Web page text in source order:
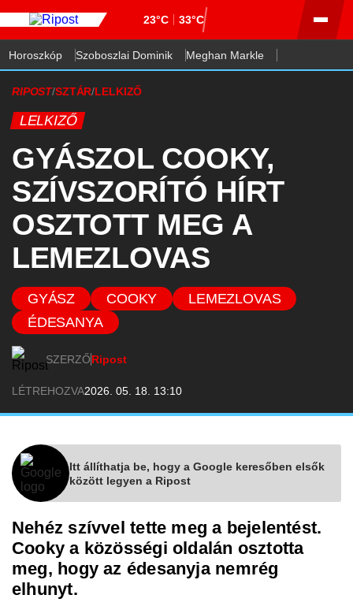
23°C 33°C
Horoszkóp Szoboszlai Dominik Meghan Markle
RIPOST/SZTÁR/LELKIZŐ
LELKIZŐ
GYÁSZOL COOKY,
SZÍVSZORÍTÓ HÍRT
OSZTOTT MEG A
LEMEZLOVAS
GYÁSZ COOKY
LEMEZLOVAS
ÉDESANYA
SZERZŐRipost
LÉTREHOZVA2026. 05. 18. 13:10
Itt állíthatja be, hogy a Google keresőben elsők
között legyen a Ripost
Nehéz szívvel tette meg a bejelentést.
Cooky a közösségi oldalán osztotta
meg, hogy az édesanyja nemrég
elhunyt.